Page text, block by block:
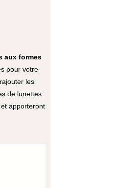
aux formes
pour votre
les
de lunettes
apporteront